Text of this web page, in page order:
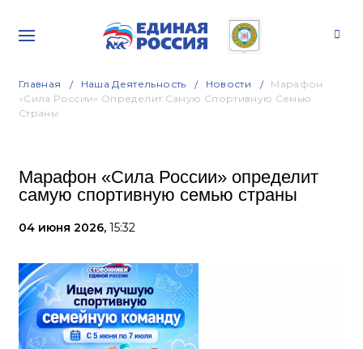
Главная Наша Деятельность Новости
Марафон
«Сила России» Определит Самую Спортивную Семью
Страны
Марафон «Сила России» определит
самую спортивную семью страны
04 июня 2026, 15:32